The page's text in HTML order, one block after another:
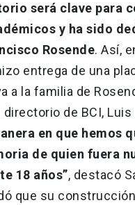
será clave para
y ha sido
Rosende. Así,
entrega de una
a la familia de
de BCI, Luis
en que hemos
de quien fuera
18 años”, destacó
que su